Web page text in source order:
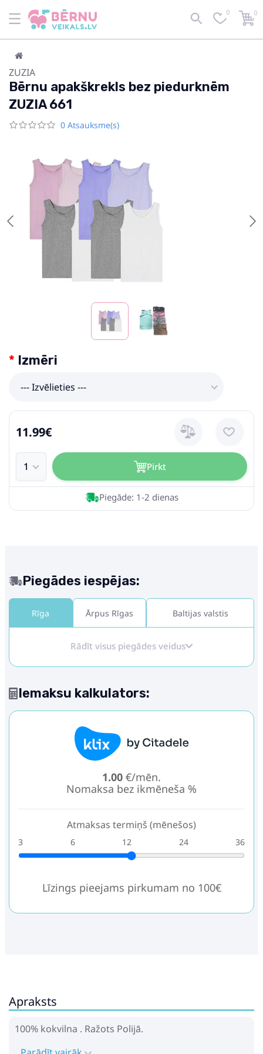
0 0
ZUZIA
Bērnu apakškrekls bez piedurknēm
ZUZIA 661
0 Atsauksme(s)
Izmēri
--- Izvēlieties ---
11.99€
Pirkt
Piegāde: 1-2 dienas
Piegādes iespējas:
Rīga Ārpus Rīgas Baltijas valstis
Rādīt visus piegādes veidus
Iemaksu kalkulators:
1.00 €/mēn.
Nomaksa bez ikmēneša %
Atmaksas termiņš (mēnešos)
3 6 12 24 36
Līzings pieejams pirkumam no 100€
Apraksts
100% kokvilna . Ražots Polijā.